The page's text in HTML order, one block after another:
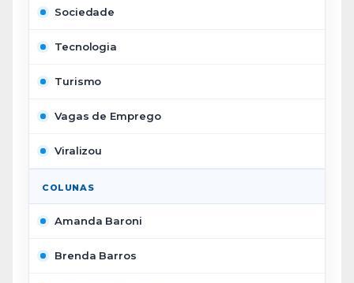
Sociedade
Tecnologia
Turismo
Vagas de Emprego
Viralizou
COLUNAS
Amanda Baroni
Brenda Barros